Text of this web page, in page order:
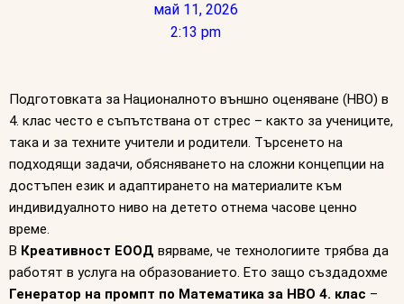
май 11, 2026
2:13 pm
Подготовката за Националното външно оценяване (НВО) в
4. клас често е съпътствана от стрес – както за учениците,
така и за техните учители и родители. Търсенето на
подходящи задачи, обясняването на сложни концепции на
достъпен език и адаптирането на материалите към
индивидуалното ниво на детето отнема часове ценно
време.
В Креативност ЕООД вярваме, че технологиите трябва да
работят в услуга на образованието. Ето защо създадохме
Генератор на промпт по Математика за НВО 4. клас –